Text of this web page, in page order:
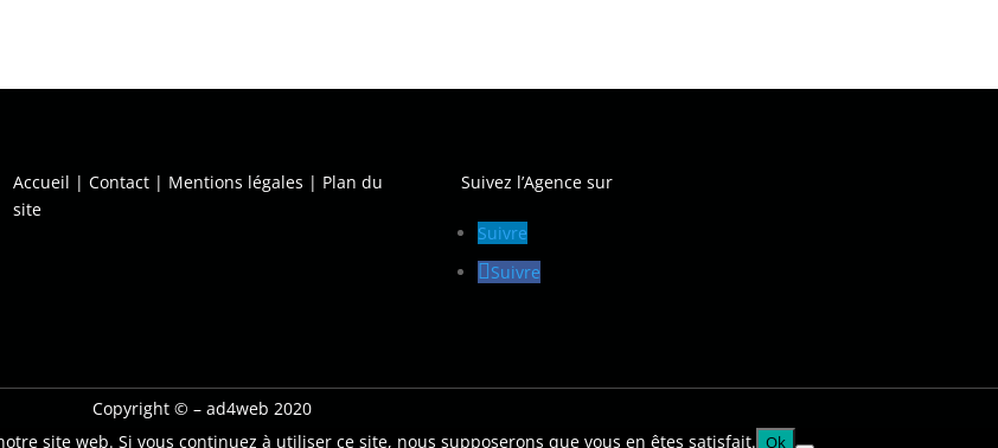
Accueil | Contact| Mentions légales | Plan du
site
Suivez l’Agence sur
Suivre
Suivre
Copyright © – ad4web 2020
site web. Si vous continuez à utiliser ce site, nous supposerons que vous en êtes satisfait. Ok